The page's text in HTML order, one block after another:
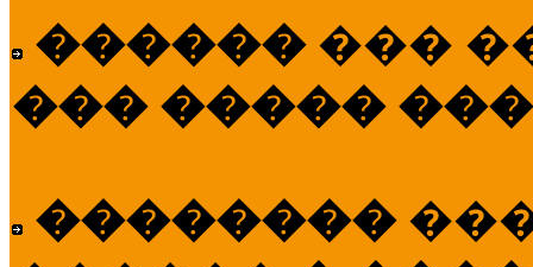
������ ���
��� �����
��������